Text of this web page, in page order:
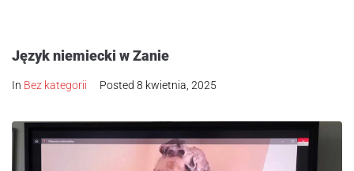
Język niemiecki w Zanie
In Bez kategorii Posted 8 kwietnia, 2025